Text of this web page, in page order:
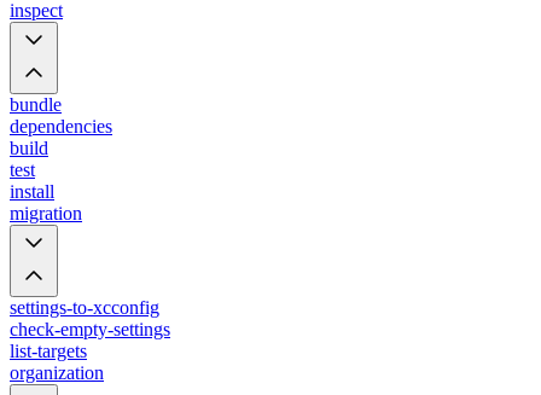
inspect
bundle
dependencies
build
test
install
migration
settings-to-xcconfig
check-empty-settings
list-targets
organization